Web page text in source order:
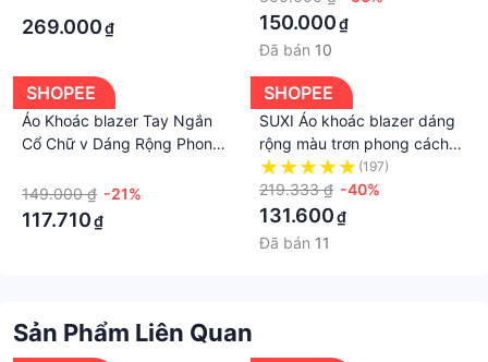
269.000₫ 150.000₫
Đã bán 10
SHOPEE
Áo Khoác blazer Tay Ngắn
Cổ Chữ v Dáng Rộng Phong
149.000 ₫ -21%
117.710₫
SHOPEE
SUXI Áo khoác blazer dáng
rộng màu trơn phong cách
Hàn Quốc dành cho nữ
(197)
219.333 ₫ -40%
131.600₫
Đã bán 11
Sản Phẩm Liên Quan